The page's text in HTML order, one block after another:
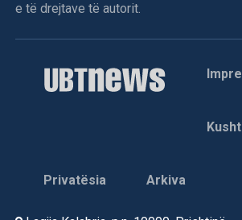
e të drejtave të autorit.
Privatësia Arkiva